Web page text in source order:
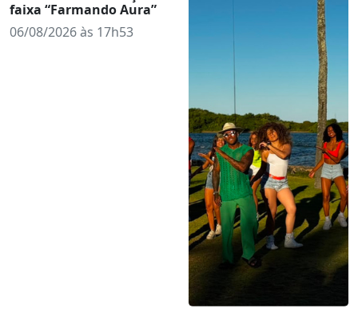
faixa “Farmando Aura”
06/08/2026 às 17h53